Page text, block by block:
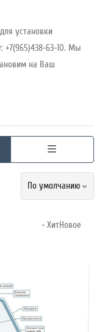
установки
+7(965)438-63-10. Мы
на Ваш
По умолчанию
- ХитНовое